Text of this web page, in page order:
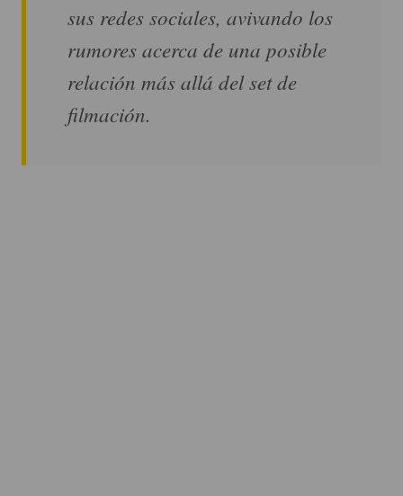
sus redes sociales, avivando los
rumores acerca de una posible
relación más allá del set de
filmación.